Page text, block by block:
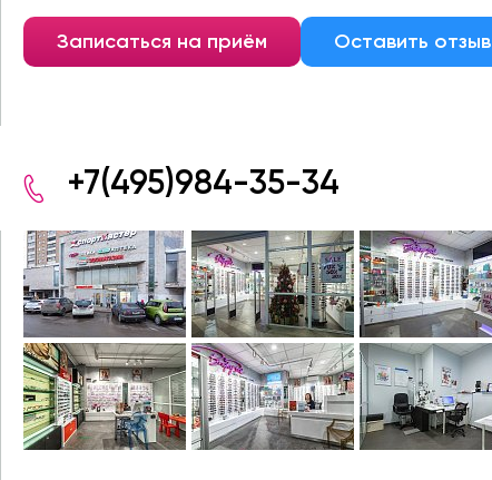
Записаться на приём Оставить отзыв
+7(495)984-35-34